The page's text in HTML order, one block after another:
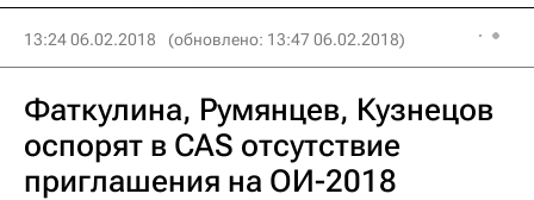
13:24 06.02.2018 (обновлено: 13:47 06.02.2018)
Фаткулина, Румянцев, Кузнецов
оспорят в CAS отсутствие
приглашения на ОИ-2018